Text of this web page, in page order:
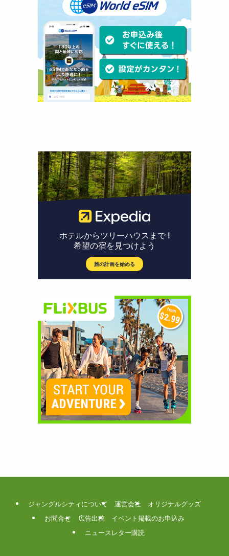
ジャングルシティについて 運営会社
オリジナルグッズ
お問合せ
広告出稿
イベント掲載のお申込み
ニュースレター購読